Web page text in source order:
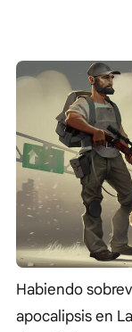
Habiendo
apocalipsis en